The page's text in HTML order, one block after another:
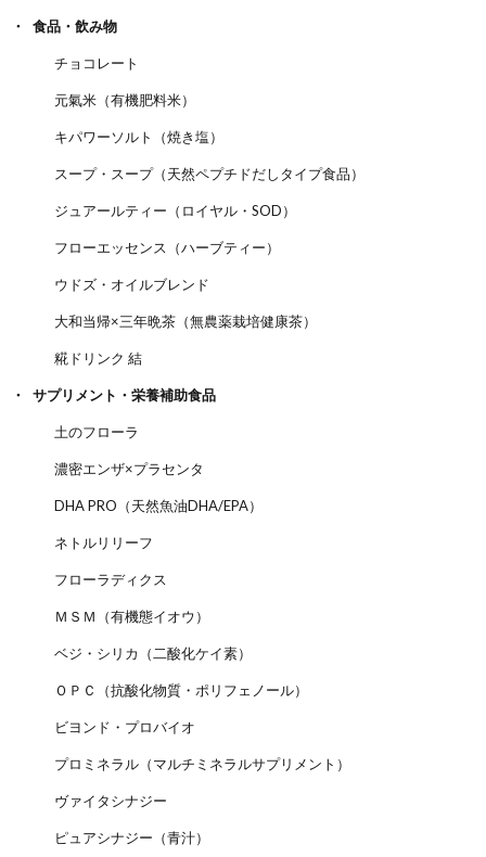
食品・飲み物
チョコレート
元氣米（有機肥料米）
キパワーソルト（焼き塩）
スープ・スープ（天然ペプチドだしタイプ食品）
ジュアールティー（ロイヤル・SOD）
フローエッセンス（ハーブティー）
ウドズ・オイルブレンド
大和当帰×三年晩茶（無農薬栽培健康茶）
糀ドリンク 結
サプリメント・栄養補助食品
土のフローラ
濃密エンザ×プラセンタ
DHA PRO（天然魚油DHA/EPA）
ネトルリリーフ
フローラディクス
ＭＳＭ（有機態イオウ）
ベジ・シリカ（二酸化ケイ素）
ＯＰＣ（抗酸化物質・ポリフェノール）
ビヨンド・プロバイオ
プロミネラル（マルチミネラルサプリメント）
ヴァイタシナジー
ピュアシナジー（青汁）